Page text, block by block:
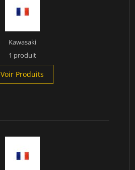
Kawasaki
1 produit
Voir Produits